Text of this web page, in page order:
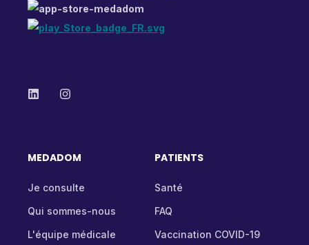
MEDADOM
Je consulte
Qui sommes-nous
L'équipe médicale
PATIENTS
Santé
FAQ
Vaccination COVID-19